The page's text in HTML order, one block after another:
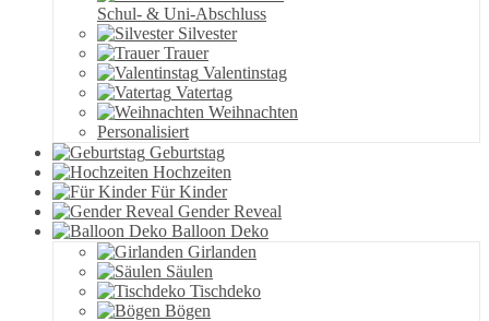
Schul- & Uni-Abschluss
Silvester
Trauer
Valentinstag
Vatertag
Weihnachten
Personalisiert
Geburtstag
Hochzeiten
Für Kinder
Gender Reveal
Balloon Deko
Girlanden
Säulen
Tischdeko
Bögen